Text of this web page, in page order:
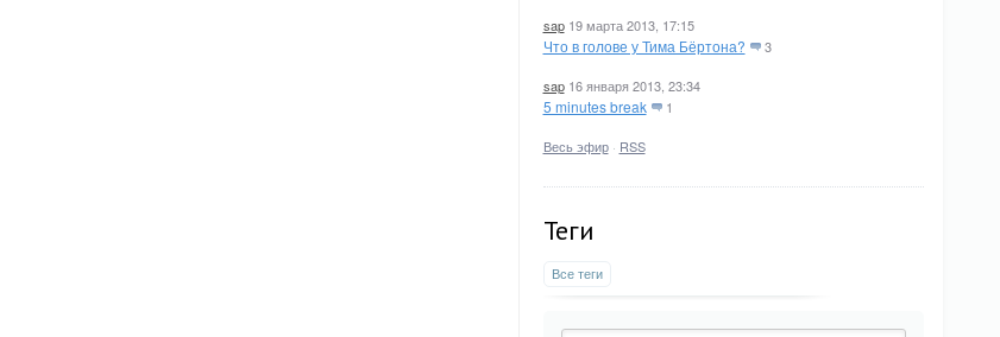
sap 19 марта 2013, 17:15
Что в голове у Тима Бёртона? 3
sap 16 января 2013, 23:34
5 minutes break 1
Весь эфир· RSS
Теги
Все теги